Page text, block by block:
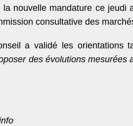
la nouvelle mandature ce
consultative des
a validé les orientations
des évolutions mesurées